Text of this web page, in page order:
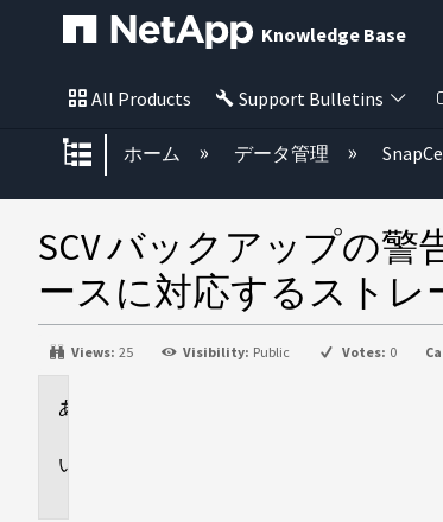
Knowledge Base
All Products Support Bulletins
グローバル階層を展開/折
ホーム データ管理
SCV バックアップの
ースに対応するスト
Views: 25 Visibility: Public Votes: 0